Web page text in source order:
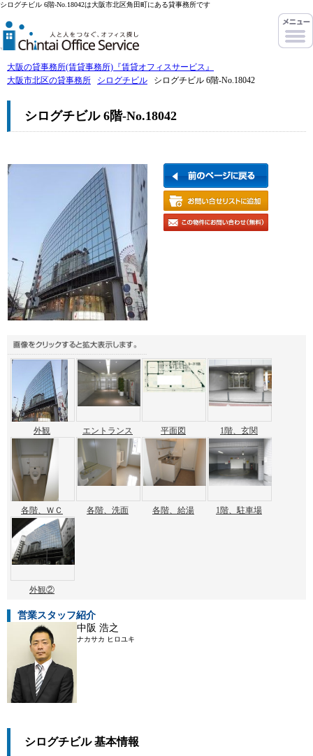
シログチビル 6階-No.18042は大阪市北区角田町にある貸事務所です
大阪の貸事務所(賃貸事務所)『賃貸オフィスサービス』
大阪市北区の貸事務所
シログチビル シログチビル 6階-No.18042
シログチビル 6階-No.18042
外観 エントランス 平面図 1階、玄関
各階、ＷＣ 各階、洗面 各階、給湯 1階、駐車場
外観②
営業スタッフ紹介
中阪 浩之
ナカサカ ヒロユキ
シログチビル 基本情報